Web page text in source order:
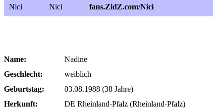
Nici
Nici fans.ZidZ.com/Nici
Name:
Nadine
Geschlecht:
weiblich
Geburtstag:
03.08.1988 (38 Jahre)
Herkunft:
DE Rheinland-Pfalz (Rheinland-Pfalz)